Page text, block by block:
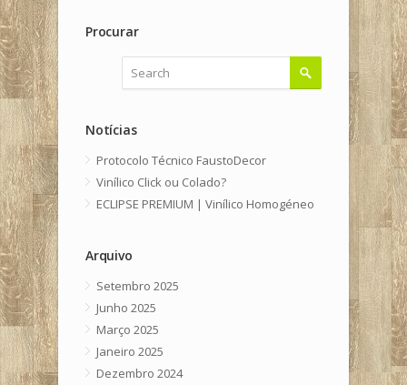
Procurar
Notícias
Protocolo Técnico FaustoDecor
Vinílico Click ou Colado?
ECLIPSE PREMIUM | Vinílico Homogéneo
Arquivo
Setembro 2025
Junho 2025
Março 2025
Janeiro 2025
Dezembro 2024